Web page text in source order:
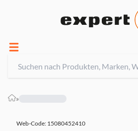
»
Web-Code: 15080452410